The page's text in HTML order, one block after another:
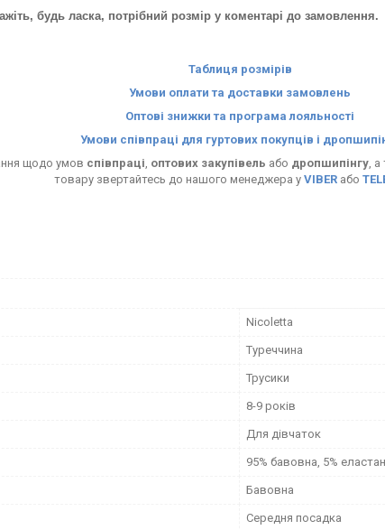
будь ласка, потрібний розмір у коментарі до замовлення.
Таблиця розмірів
Умови оплати та доставки замовлень
Оптові знижки та програма лояльності
Умови співпраці для гуртових покупців і
щодо умов співпраці оптових закупівель або дропшипінгу, а
товару звертайтесь до нашого менеджера у VIBERабо
Nicoletta
Туреччина
Трусики
8-9 років
Для дівчаток
95% бавовна, 5% еластан
Бавовна
Середня посадка